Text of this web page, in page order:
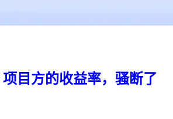
项目方的收益率，骚断了